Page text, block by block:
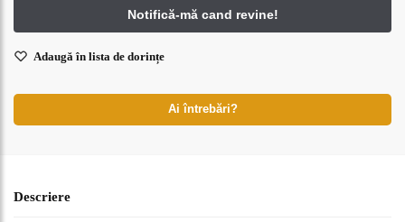
Adaugă în lista de dorințe
Ai întrebări?
Descriere